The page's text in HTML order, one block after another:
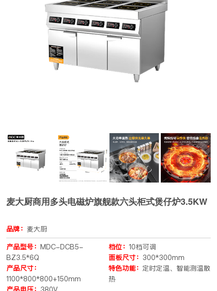
麦大厨商用多头电磁炉旗舰款六头柜式煲仔炉3.5KW
品牌： 麦大厨
产品型号：MDC-DCB5-
BZ3.5*6Q
产品尺寸：
1100*800*800+150mm
档位： 10档可调
面板尺寸： 300*300mm
特色功能： 定时定温、智能测温散
热